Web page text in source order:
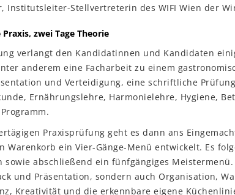
Institutsleiter-Stellvertreterin des WIFI Wien der
Praxis, zwei Tage Theorie
verlangt den Kandidatinnen und Kandidaten
anderem eine Facharbeit zu einem
und Verteidigung, eine schriftliche
Ernährungslehre, Harmonielehre, Hygiene,
Praxisprüfung geht es dann ans
Warenkorb ein Vier-Gänge-Menü entwickelt. Es
sowie abschließend ein fünfgängiges
und Präsentation, sondern auch Organisation,
Kreativität und die erkennbare eigene